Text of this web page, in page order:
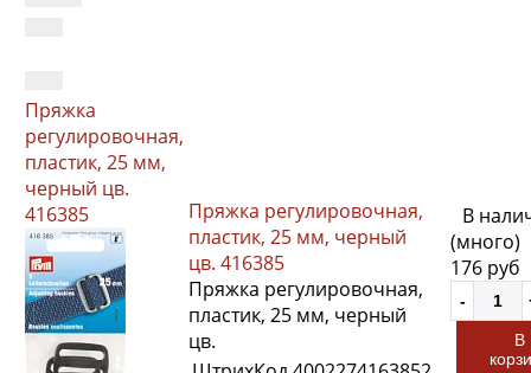
Пряжка
регулировочная,
пластик, 25 мм,
черный цв.
416385
Пряжка регулировочная,
пластик, 25 мм, черный
цв. 416385
Пряжка регулировочная,
пластик, 25 мм, черный
цв.
В
(много)
176 руб
В